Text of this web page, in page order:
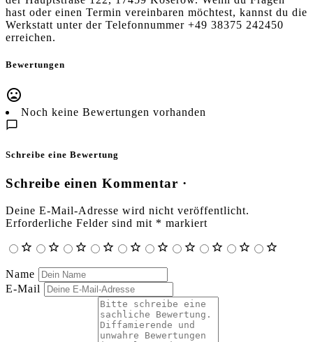
hast oder einen Termin vereinbaren möchtest, kannst du die
Werkstatt unter der Telefonnummer +49 38375 242450
erreichen.
Bewertungen
Noch keine Bewertungen vorhanden
Schreibe eine Bewertung
Schreibe einen Kommentar ·
Deine E-Mail-Adresse wird nicht veröffentlicht.
Erforderliche Felder sind mit * markiert
Name
E-Mail